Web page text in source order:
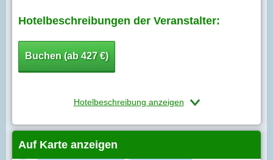
Hotelbeschreibungen der Veranstalter:
Buchen (ab 427 €)
Hotelbeschreibung anzeigen
Auf Karte anzeigen